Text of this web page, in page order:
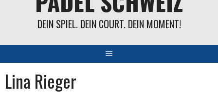
DEIN SPIEL. DEIN COURT. DEIN MOMENT!
Lina Rieger